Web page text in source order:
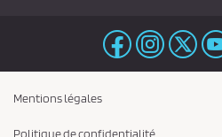
Mentions légales
Politique de confidentialité